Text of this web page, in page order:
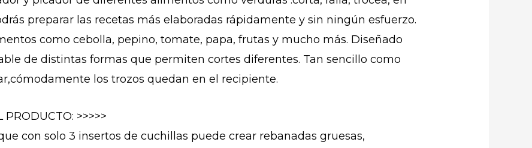
preparar las recetas más elaboradas rápidamente y sin ningún esfuerzo.
como cebolla, pepino, tomate, papa, frutas y mucho más. Diseñado
de distintas formas que permiten cortes diferentes. Tan sencillo como
los trozos quedan en el recipiente.
PRODUCTO: >>>>>
con solo 3 insertos de cuchillas puede crear rebanadas gruesas,